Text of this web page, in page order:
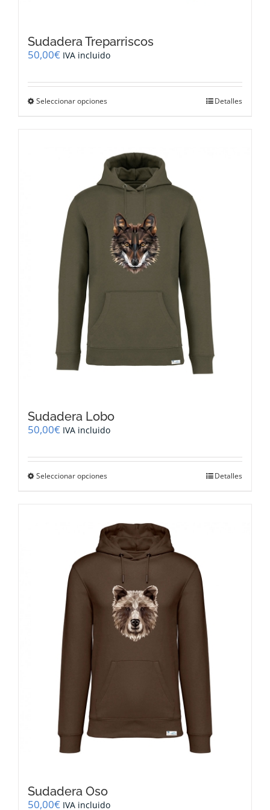
Sudadera Treparriscos
50,00€ IVA incluido
Seleccionar opciones
variantes.
Las
opciones
se
elegir
en
la
página
de
producto
Detalles
Sudadera Lobo
50,00€ IVA incluido
Seleccionar opciones
variantes.
Las
opciones
se
pueden
elegir
en
la
página
de
producto
Detalles
Sudadera Oso
50,00€ IVA incluido